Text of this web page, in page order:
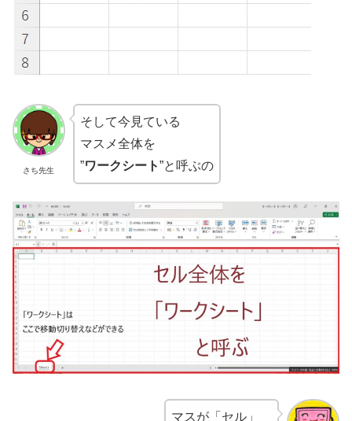
さち先生
そして今見ている
マスメ全体を
”ワークシート”と呼ぶの
マスが「セル」